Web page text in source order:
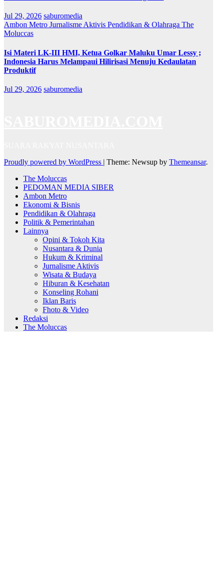
Jul 29, 2026 saburomedia
Ambon Metro Jurnalisme Aktivis Pendidikan & Olahraga The
Moluccas
Isi Materi LK-III HMI, Ketua Golkar Maluku Umar Lessy ;
Indonesia Harus Melampaui Hilirisasi Menuju Kedaulatan
Produktif
Jul 29, 2026 saburomedia
Proudly powered by WordPress | Theme: Newsup by Themeansar.
The Moluccas
PEDOMAN MEDIA SIBER
Ambon Metro
Ekonomi & Bisnis
Pendidikan & Olahraga
Politik & Pemerintahan
Lainnya
Opini & Tokoh Kita
Nusantara & Dunia
Hukum & Kriminal
Jurnalisme Aktivis
Wisata & Budaya
Hiburan & Kesehatan
Konseling Rohani
Iklan Baris
Fhoto & Video
Redaksi
The Moluccas